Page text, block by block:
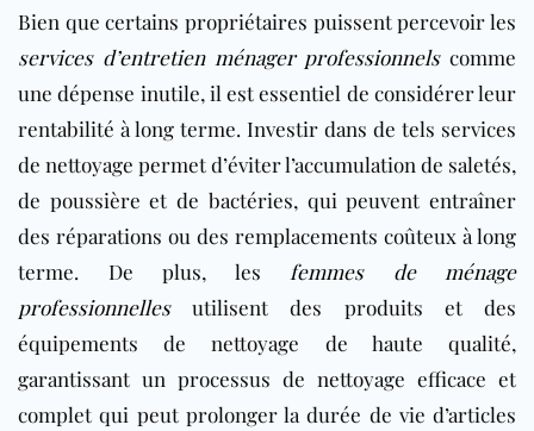
Bien que certains propriétaires puissent percevoir les
services d’entretien ménager professionnelscomme
une dépense inutile, il est essentiel de considérer leur
rentabilité à long terme. Investir dans de tels services
de nettoyage permet d’éviter l’accumulation de saletés,
de poussière et de bactéries, qui peuvent entraîner
des réparations ou des remplacements coûteux à long
terme. De plus, les femmes de ménage
professionnellesutilisent des produits et des
équipements de nettoyage de haute qualité,
garantissant un processus de nettoyage efficace et
complet qui peut prolonger la durée de vie d’articles